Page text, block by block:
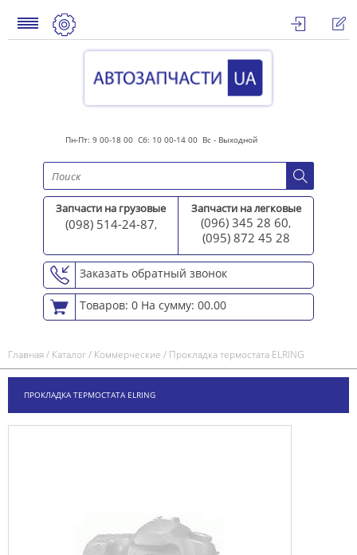
Пн-Пт: 9 00-18 00 Сб: 10 00-14 00 Вс - Выходной
Запчасти на грузовые
(098) 514-24-87,
Запчасти на легковые
(096) 345 28 60,
(095) 872 45 28
Заказать обратный звонок
Товаров: 0 На сумму: 00.00
Главная/ Каталог/ Коммерческие / Прокладка термостата ELRING
ПРОКЛАДКА ТЕРМОСТАТА ELRING